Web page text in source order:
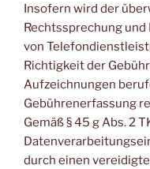
Insofern wird der
Rechtssprechung
von
Richtigkeit der
Aufzeichnungen
Gebührenerfassung
Gemäß § 45 g Abs. 2
durch einen